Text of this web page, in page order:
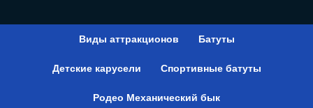
Виды аттракционов Батуты
Детские карусели Спортивные батуты
Родео Механический бык